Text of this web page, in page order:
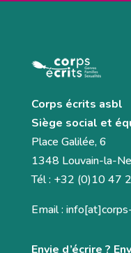
Corps écrits asbl
Siège social et
Place Galilée, 6
1348 Louvain-la-
Tél : +32 (0)10 47
Email :
Envie d’écrire ?